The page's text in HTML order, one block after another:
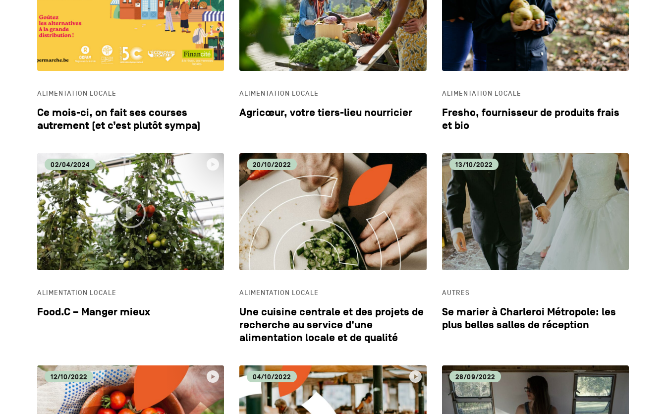
DYNAMISME ÉCONOMIQUE
EDUCATION
ALIMENTATION LOCALE
Ce mois-ci, on fait ses courses
autrement (et c’est plutôt sympa)
ALIMENTATION LOCALE
Agricœur, votre tiers-lieu nourricier
ALIMENTATION LOCALE
Fresho, fournisseur de produits frais
et bio
02/04/2024
ALIMENTATION LOCALE
Food.C – Manger mieux
20/10/2022
ALIMENTATION LOCALE
Une cuisine centrale et des projets de
recherche au service d’une
alimentation locale et de qualité
13/10/2022
AUTRES
Se marier à Charleroi Métropole: les
plus belles salles de réception
12/10/2022 04/10/2022 28/09/2022